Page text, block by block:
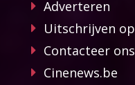
Adverteren
Uitschrijven
Contacteer ons
Cinenews.be